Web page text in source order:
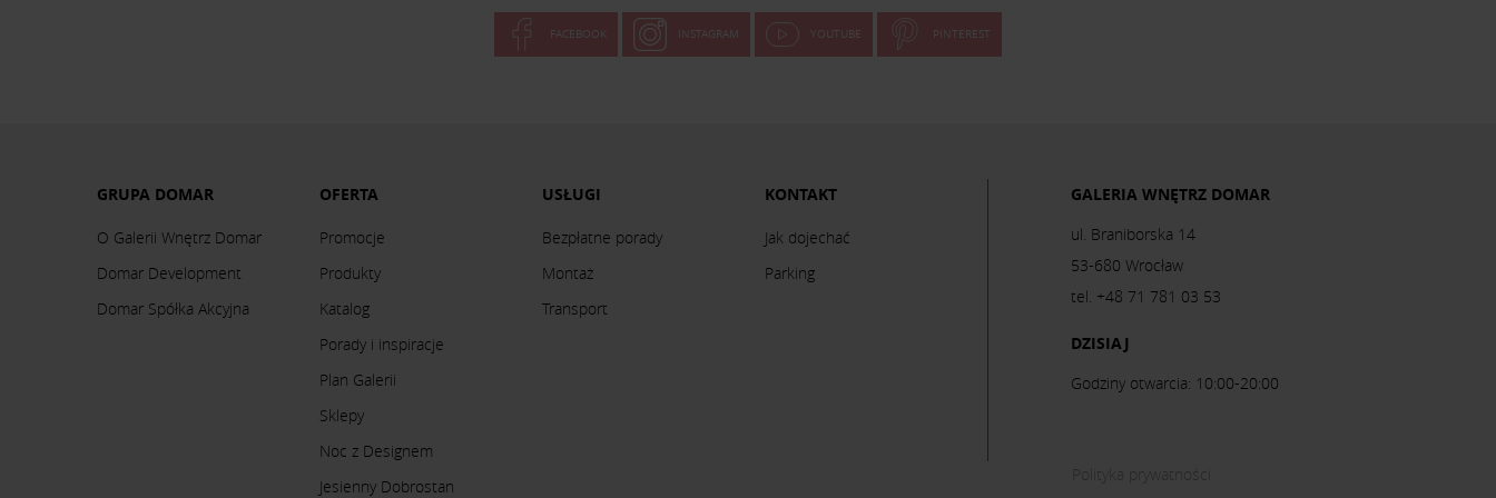
FACEBOOK INSTAGRAM YOUTUBE PINTEREST
GRUPA DOMAR
O Galerii Wnętrz Domar
Domar Development
Domar Spółka Akcyjna
OFERTA
Promocje
Produkty
Katalog
Porady i inspiracje
Plan Galerii
Sklepy
Noc z Designem
Jesienny Dobrostan
USŁUGI
Bezpłatne porady
Montaż
Transport
KONTAKT
Jak dojechać
Parking
GALERIA WNĘTRZ DOMAR
ul. Braniborska 14
53-680 Wrocław
tel. +48 71 781 03 53
DZISIAJ
Godziny otwarcia: 10:00-20:00